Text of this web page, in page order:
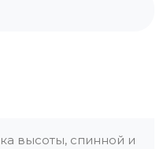
высоты, спинной и